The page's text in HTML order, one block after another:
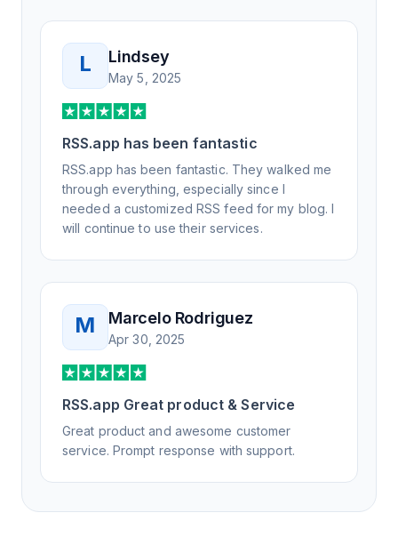
L Lindsey
May 5, 2025
RSS.app has been fantastic
RSS.app has been fantastic. They walked me
through everything, especially since I
needed a customized RSS feed for my blog. I
will continue to use their services.
M Marcelo Rodriguez
Apr 30, 2025
RSS.app Great product & Service
Great product and awesome customer
service. Prompt response with support.